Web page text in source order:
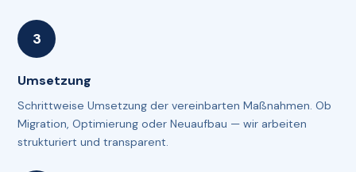
Umsetzung
Schrittweise Umsetzung der vereinbarten Maßnahmen. Ob
Migration, Optimierung oder Neuaufbau — wir arbeiten
strukturiert und transparent.